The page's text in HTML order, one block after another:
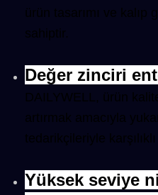
ürün tasarımı ve
sahiptir.
Değer zinciri
DAILYWELL, ürün
artırmak amacıyla
tedarikçileriyle
Yüksek seviye